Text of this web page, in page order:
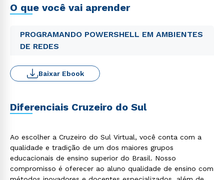
O que você vai aprender
PROGRAMANDO POWERSHELL EM AMBIENTES
DE REDES
Baixar Ebook
Diferenciais Cruzeiro do Sul
Ao escolher a Cruzeiro do Sul Virtual, você conta com a
qualidade e tradição de um dos maiores grupos
educacionais de ensino superior do Brasil. Nosso
compromisso é oferecer ao aluno qualidade de ensino com